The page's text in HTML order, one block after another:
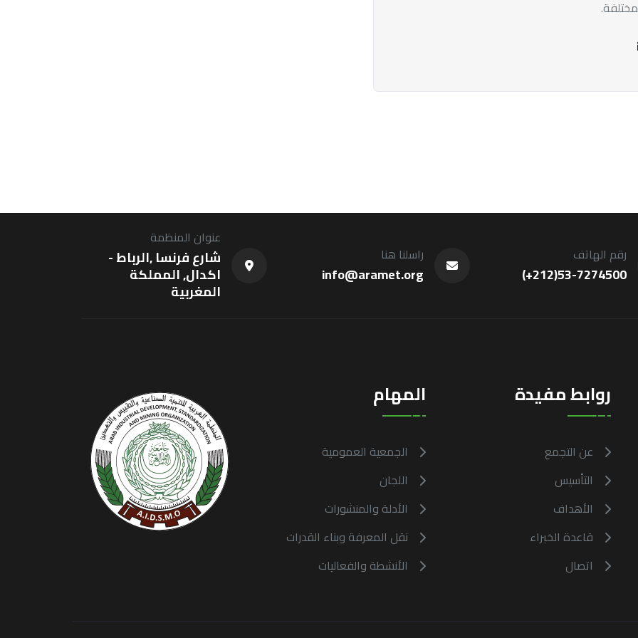
رقم الهاتف
(+212)53-7274500
راسلنا هنا
info@aramet.org
عنوان المنظمة
شارع فرنسا ,الرباط -
اكدال, المملكة
المغربية
روابط مفيدة
عن التجمع
التأسيس
الأهداف
قاعدة الخبراء
اتصال
المهام
الجمعية العمومية
اللجان
الأدلة والمنشورات
نقل المعرفة وبناء القدرات
الأنشطة والفعاليات